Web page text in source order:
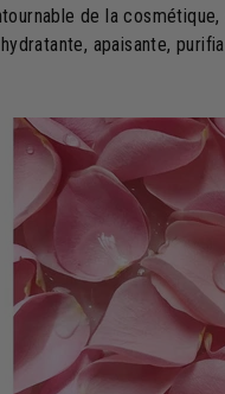
de la
apaisante,